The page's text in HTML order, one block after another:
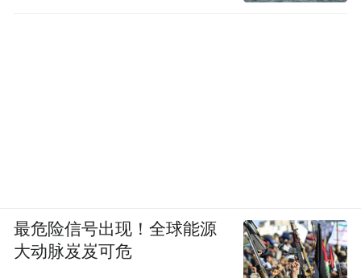
最危险信号出现！全球能源
大动脉岌岌可危